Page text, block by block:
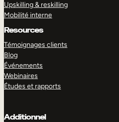
Upskilling & reskilling
Mobilité interne
Resources
Témoignages clients
Blog
Événements
Webinaires
Études et rapports
Additionnel